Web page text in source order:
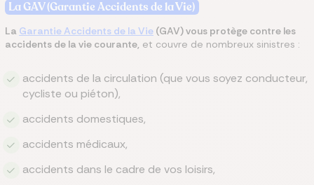
La GAV (Garantie Accidents de la Vie)
La Garantie Accidents de la Vie (GAV) vous protège contre les
accidents de la vie courante, et couvre de nombreux sinistres :
accidents de la circulation (que vous soyez conducteur,
cycliste ou piéton),
accidents domestiques,
accidents médicaux,
accidents dans le cadre de vos loisirs,